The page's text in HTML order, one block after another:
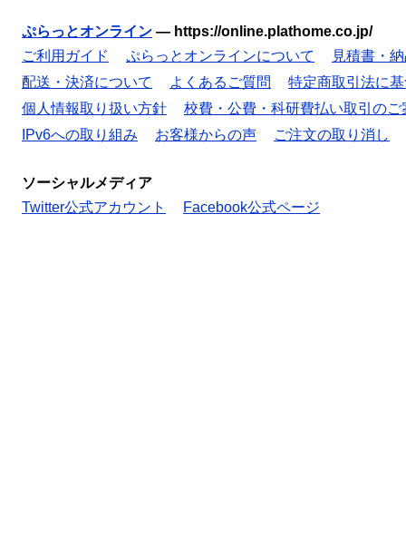
ぷらっとオンライン — https://online.plathome.co.jp/
ご利用ガイド
ぷらっとオンラインについて
見積書・
配送・決済について
よくあるご質問
特定商取引法に
個人情報取り扱い方針
校費・公費・科研費払い取引のご
IPv6への取り組み
お客様からの声 ご注文の取り消し
ソーシャルメディア
Twitter公式アカウント
Facebook公式ページ